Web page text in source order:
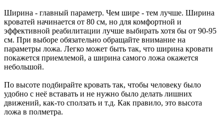
Ширина - главный параметр. Чем шире - тем лучше. Ширина
кроватей начинается от 80 см, но для комфортной и
эффективной реабилитации лучше выбирать хотя бы от 90-95
см. При выборе обязательно обращайте внимание на
параметры ложа. Легко может быть так, что ширина кровати
покажется приемлемой, а ширина самого ложа окажется
небольшой.
По высоте подбирайте кровать так, чтобы человеку было
удобно с неё вставать и не нужно было делать лишних
движений, как-то сползать и т.д. Как правило, это высота
ложа в полметра.